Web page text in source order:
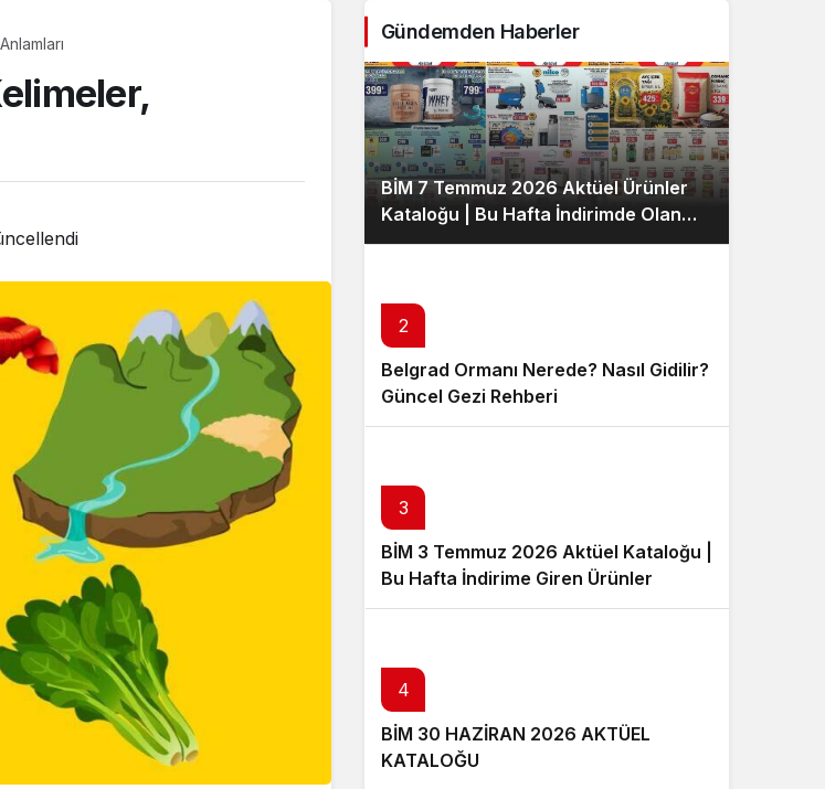
Gündemden Haberler
BİM 7 Temmuz 2026 Aktüel Ürünler
Kataloğu | Bu Hafta İndirimde Olan
Ürünler
2
Belgrad Ormanı Nerede? Nasıl Gidilir?
Güncel Gezi Rehberi
3
BİM 3 Temmuz 2026 Aktüel Kataloğu |
Bu Hafta İndirime Giren Ürünler
4
BİM 30 HAZİRAN 2026 AKTÜEL
KATALOĞU